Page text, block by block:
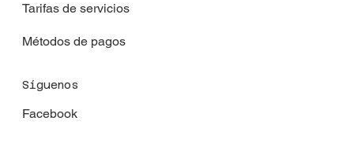
Tarifas de servicios
Métodos de pagos
Síguenos
Facebook